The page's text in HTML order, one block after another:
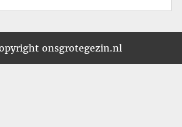
onsgrotegezin.nl